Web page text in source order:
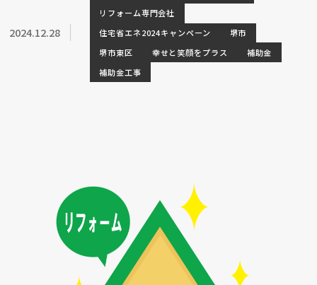
2024.12.28
リフォーム専門会社
住宅省エネ2024キャンペーン
堺市
堺市東区
幸せと笑顔をプラス
補助金
補助金工事